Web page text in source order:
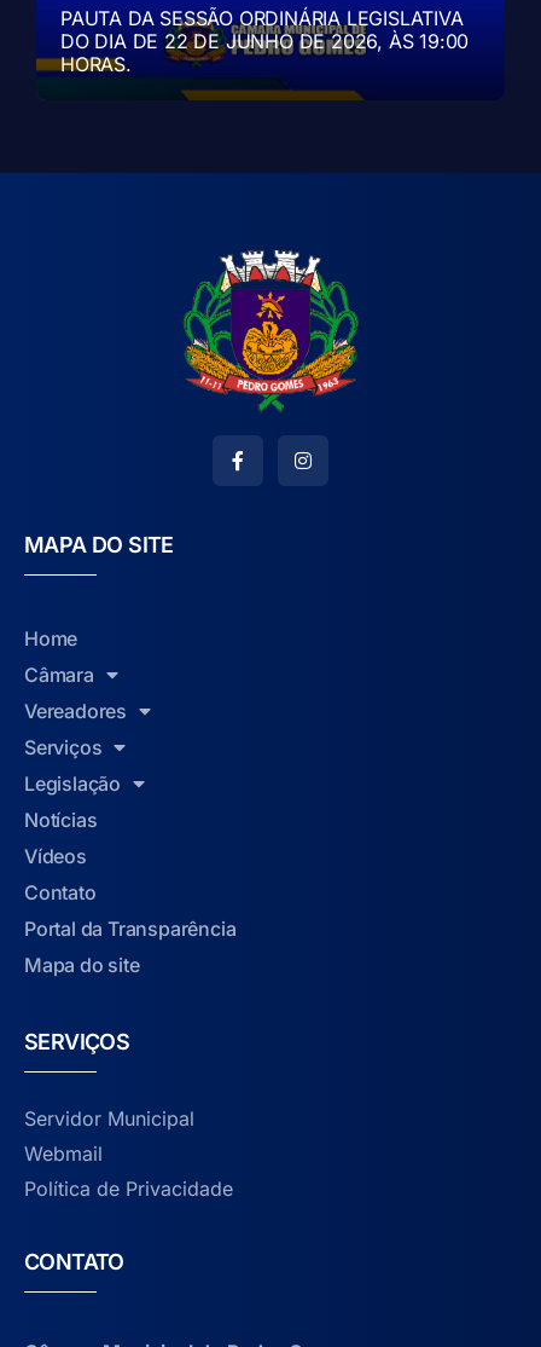
PAUTA DA SESSÃO ORDINÁRIA LEGISLATIVA
DO DIA DE 22 DE JUNHO DE 2026, ÀS 19:00
HORAS.
MAPA DO SITE
Home
Câmara
Vereadores
Serviços
Legislação
Notícias
Vídeos
Contato
Portal da Transparência
Mapa do site
SERVIÇOS
Servidor Municipal
Webmail
Política de Privacidade
CONTATO